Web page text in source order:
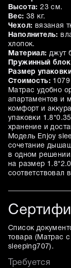
Высота: 23 см.
Вес: 38 кг.
Чехол:
вязаная
Наполнитель:
хлопок.
Материал: джут
Пружинный
Размер
Стоимость: 1079
Матрас удобно
апартаментов и
комфорт и
упаковки
хранение и
Модель Enjoy
сочетание
в одном
на размер
соответствовал
Список
товара (Матрас
sleeping707).
Требуется